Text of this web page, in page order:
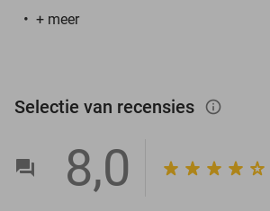
+ meer
Selectie van recensies info_outlined
8,0